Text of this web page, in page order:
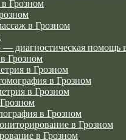
Грозном
в Грозном
— диагностическая помощь
Грозном
в Грозном
в Грозном
в Грозном
в Грозном
в Грозном
в Грозном